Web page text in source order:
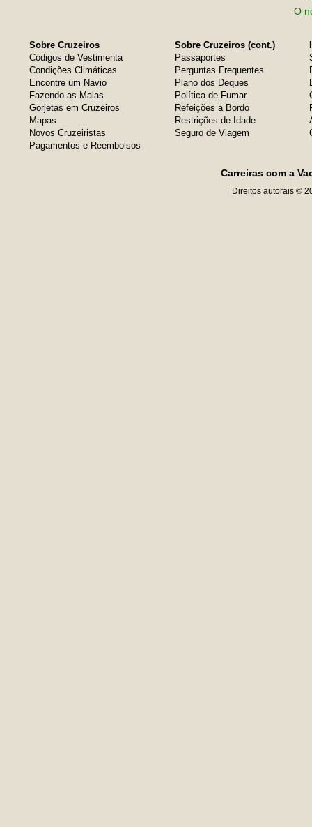
O
Sobre Cruzeiros
Códigos de Vestimenta
Condições Climáticas
Encontre um Navio
Fazendo as Malas
Gorjetas em Cruzeiros
Mapas
Novos Cruzeiristas
Pagamentos e Reembolsos
Sobre Cruzeiros (cont.)
Passaportes
Perguntas Frequentes
Plano dos Deques
Política de Fumar
Refeições a Bordo
Restrições de Idade
Seguro de Viagem
Carreiras com a
Direitos autorais ©